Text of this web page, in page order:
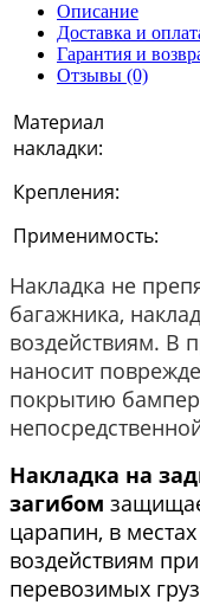
Описание
Доставка и
Гарантия и
Отзывы (0)
Материал
накладки:
Крепления:
Применимость:
Накладка не
багажника,
воздействиям. В
наносит
покрытию
Накладка на
загибом
царапин, в
воздействиям
перевозимых